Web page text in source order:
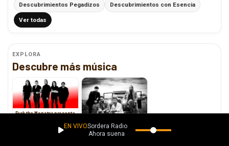
Descubrimientos Pegadizos Descubrimientos con Esencia
Ver todas
EXPLORA
Descubre más música
Fxck the Monster presenta
Malanga, el sorpresivo
regreso que todos
EN VIVOSordera Radio
Ahora suena